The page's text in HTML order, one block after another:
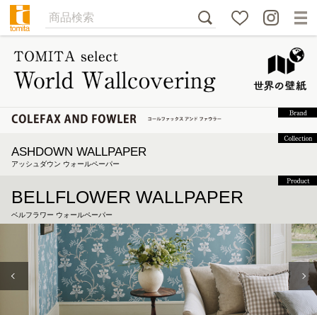
ASHDOWN WALLPAPER
アッシュダウン ウォールペーパー
BELLFLOWER WALLPAPER
ベルフラワー ウォールペーパー